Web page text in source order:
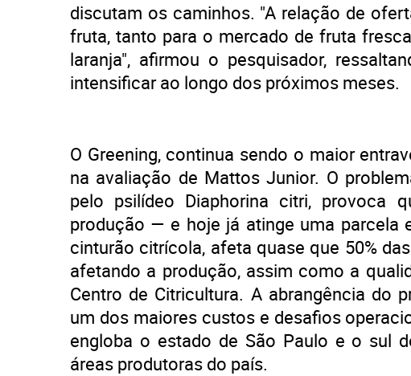
discutam os caminhos. "A relação de
fruta, tanto para o mercado de fruta
laranja", afirmou o pesquisador,
intensificar ao longo dos próximos meses.
O Greening, continua sendo o maior
na avaliação de Mattos Junior. O
pelo psilídeo Diaphorina citri, provoca
produção — e hoje já atinge uma parcela
cinturão citrícola, afeta quase que 50%
afetando a produção, assim como a
Centro de Citricultura. A abrangência do
um dos maiores custos e desafios
engloba o estado de São Paulo e o sul
áreas produtoras do país.